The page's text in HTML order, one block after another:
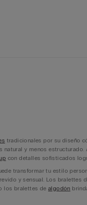
tradicionales por su diseño
natural y menos
con detalles sofisticados
transformar tu estilo
y sensual. Los bralettes
los bralettes dealgodón